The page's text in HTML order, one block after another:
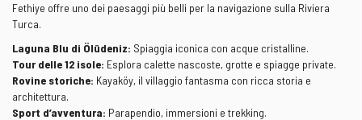
Fethiye offre uno dei paesaggi più belli per la navigazione sulla Riviera
Turca.
Laguna Blu di Ölüdeniz: Spiaggia iconica con acque cristalline.
Tour delle 12 isole: Esplora calette nascoste, grotte e spiagge private.
Rovine storiche: Kayaköy, il villaggio fantasma con ricca storia e
architettura.
Sport d’avventura: Parapendio, immersioni e trekking.